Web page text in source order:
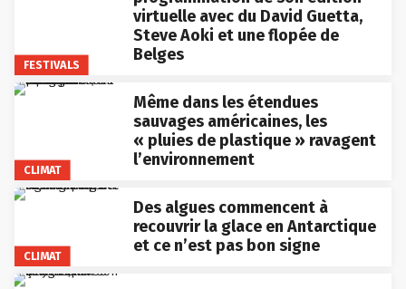
FESTIVALS
virtuelle avec du David Guetta,
Steve Aoki et une flopée de
Belges
CLIMAT
Même dans les étendues
sauvages américaines, les
« pluies de plastique » ravagent
l’environnement
CLIMAT
Des algues commencent à
recouvrir la glace en Antarctique
et ce n’est pas bon signe